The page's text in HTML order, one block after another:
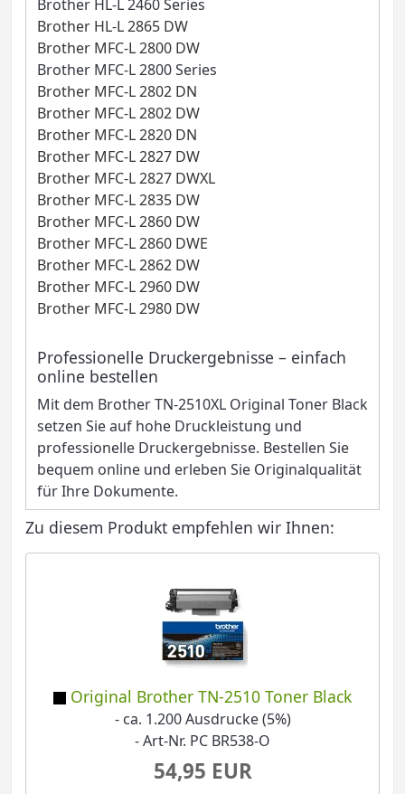
Brother HL-L 2460 Series
Brother HL-L 2865 DW
Brother MFC-L 2800 DW
Brother MFC-L 2800 Series
Brother MFC-L 2802 DN
Brother MFC-L 2802 DW
Brother MFC-L 2820 DN
Brother MFC-L 2827 DW
Brother MFC-L 2827 DWXL
Brother MFC-L 2835 DW
Brother MFC-L 2860 DW
Brother MFC-L 2860 DWE
Brother MFC-L 2862 DW
Brother MFC-L 2960 DW
Brother MFC-L 2980 DW
Professionelle Druckergebnisse – einfach
online bestellen
Mit dem Brother TN-2510XL Original Toner Black
setzen Sie auf hohe Druckleistung und
professionelle Druckergebnisse. Bestellen Sie
bequem online und erleben Sie Originalqualität
für Ihre Dokumente.
Zu diesem Produkt empfehlen wir Ihnen:
Original Brother TN-2510 Toner Black
- ca. 1.200 Ausdrucke (5%)
- Art-Nr. PC BR538-O
54,95 EUR